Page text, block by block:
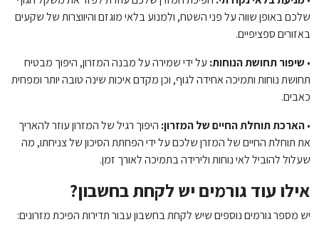
שלכם באופן שווה על פני השטח, ולמנוע בלאי מוגזם והיווצרות של שקעים
באזורים ספציפיים.
• שיפור תחושת הנוחות: על ידי שמירה על מבנה המזרון, היפוך מבטיח
תחושת נוחות ותמיכה אחידה לגוף, וכן מקדם איכות שינה טובה יותר ומפחית
כאבים.
•הארכת תוחלת החיים של המזרון: היפוך רגיל של המזרון עוזר להאריך
את תוחלת החיים של המזרן שלכם על ידי הפחתת הסיכון של צניחתו, מה
שעלול להוביל לאי נוחות ולירידה בתמיכה לאורך זמן.
אילו עוד גורמים יש לקחת בחשבון?
יש מספר גורמים נוספים שיש לקחת בחשבון עבור תדירות הפיכת מזרונים: